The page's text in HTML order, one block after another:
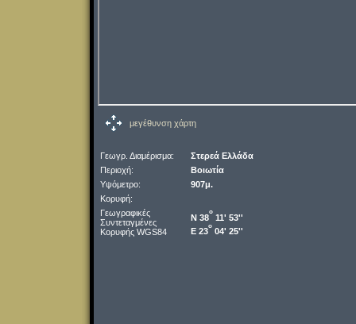
μεγέθυνση χάρτη
Γεωγρ. Διαμέρισμα:
Στερεά Ελλάδα
Περιοχή:
Βοιωτία
Υψόμετρο:
907μ.
Κορυφή:
Γεωγραφικές
Συντεταγμένες
Κορυφής WGS84
Ν 38
o
11' 53''
Ε 23
o
04' 25''